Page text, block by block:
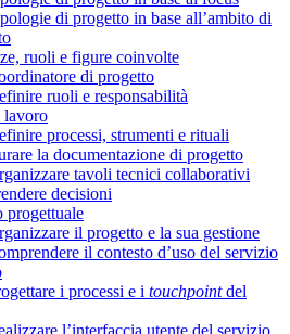
di progetto in base all’ambito di
ruoli e figure coinvolte
di progetto
ruoli e responsabilità
lavoro
processi, strumenti e rituali
la documentazione di progetto
tavoli tecnici collaborativi
decisioni
progettuale
il progetto e la sua gestione
il contesto d’uso del servizio
i processi e i touchpointdel
l’interfaccia utente del servizio